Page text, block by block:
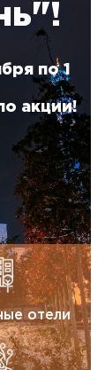
по 1
акции!
отели